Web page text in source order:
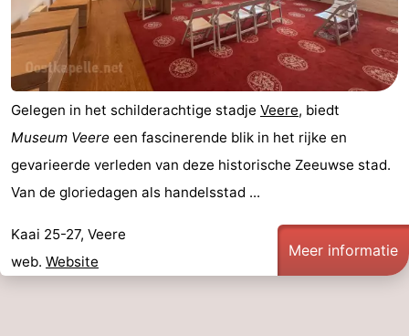
Gelegen in het schilderachtige stadje Veere, biedt
Museum Veere een fascinerende blik in het rijke en
gevarieerde verleden van deze historische Zeeuwse stad.
Van de gloriedagen als handelsstad ...
Kaai 25-27, Veere
web. Website
Meer informatie